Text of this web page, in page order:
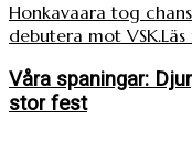
Honkavaara tog
debutera mot VSK.
Våra spaningar:
stor fest